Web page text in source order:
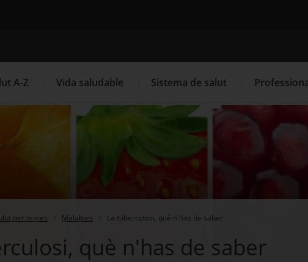
finestra.
Cercador
. Obre en una nova finestra.
Programació de visites al CAP
A-Z Vida saludable Sistema de salut
finestra.
per temes Malalties La tuberculosi, què n'has de saber
què n'has de saber